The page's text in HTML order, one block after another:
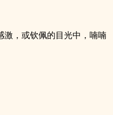
激，或钦佩的目光中，喃喃